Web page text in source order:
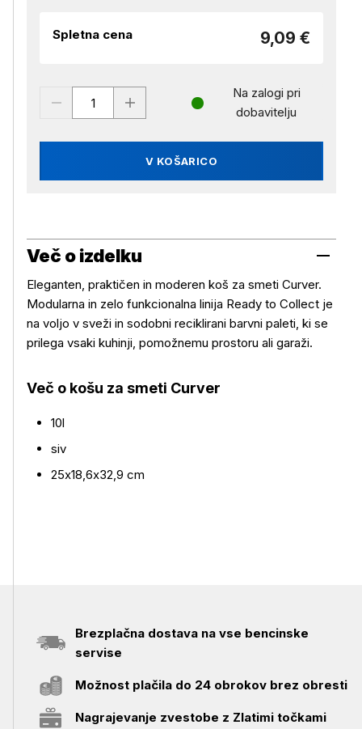
Spletna cena 9,09 €
V KOŠARICO
Na zalogi pri
dobavitelju
Več o izdelku
Več o izdelku
Eleganten, praktičen in moderen koš za smeti Curver.
Modularna in zelo funkcionalna linija Ready to Collect je
na voljo v sveži in sodobni reciklirani barvni paleti, ki se
prilega vsaki kuhinji, pomožnemu prostoru ali garaži.
Več o košu za smeti Curver
10l
siv
25x18,6x32,9 cm
Brezplačna dostava na vse bencinske
servise
Možnost plačila do 24 obrokov brez obresti
Nagrajevanje zvestobe z Zlatimi točkami